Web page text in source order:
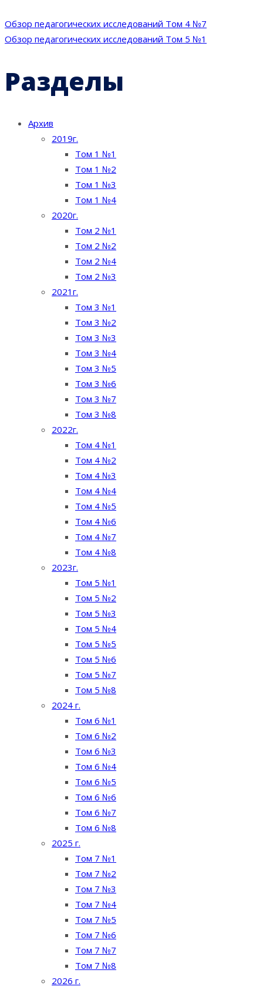
Обзор педагогических исследований Том 4 №7
Обзор педагогических исследований Том 5 №1
Разделы
Архив
2019г.
Том 1 №1
Том 1 №2
Том 1 №3
Том 1 №4
2020г.
Том 2 №1
Том 2 №2
Том 2 №4
Том 2 №3
2021г.
Том 3 №1
Том 3 №2
Том 3 №3
Том 3 №4
Том 3 №5
Том 3 №6
Том 3 №7
Том 3 №8
2022г.
Том 4 №1
Том 4 №2
Том 4 №3
Том 4 №4
Том 4 №5
Том 4 №6
Том 4 №7
Том 4 №8
2023г.
Том 5 №1
Том 5 №2
Том 5 №3
Том 5 №4
Том 5 №5
Том 5 №6
Том 5 №7
Том 5 №8
2024 г.
Том 6 №1
Том 6 №2
Том 6 №3
Том 6 №4
Том 6 №5
Том 6 №6
Том 6 №7
Том 6 №8
2025 г.
Том 7 №1
Том 7 №2
Том 7 №3
Том 7 №4
Том 7 №5
Том 7 №6
Том 7 №7
Том 7 №8
2026 г.